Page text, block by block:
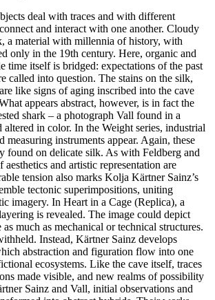
deal with traces and with different
and interact with one another. Cloudy
a material with millennia of history, with
only in the 19th century. Here, organic and
time itself is bridged: expectations of the past
called into question. The stains on the silk,
like signs of aging inscribed into the cave
appears abstract, however, is in fact the
shark – a photograph Vall found in a
in color. In the Weight series, industrial
measuring instruments appear. Again, these
found on delicate silk. As with Feldberg and
and artistic representation are
tension also marks Kolja Kärtner Sainz’s
tectonic superimpositions, uniting
imagery. In Heart in a Cage (Replica), a
is revealed. The image could depict
as much as mechanical or technical structures.
Instead, Kärtner Sainz develops
abstraction and figuration flow into one
ecosystems. Like the cave itself, traces
made visible, and new realms of possibility
Sainz and Vall, initial observations and